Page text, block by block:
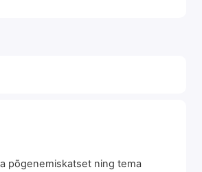
põgenemiskatset ning tema